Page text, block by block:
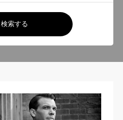
検索する